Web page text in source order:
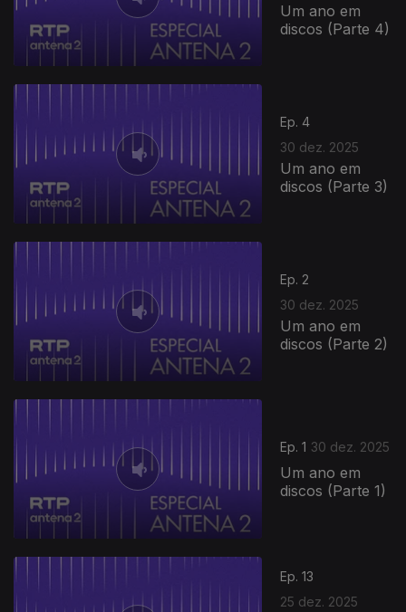
Um ano em
discos (Parte 4)
Ep. 4
30 dez. 2025
Um ano em
discos (Parte 3)
Ep. 2
30 dez. 2025
Um ano em
discos (Parte 2)
Ep. 1 30 dez. 2025
Um ano em
discos (Parte 1)
Ep. 13
25 dez. 2025